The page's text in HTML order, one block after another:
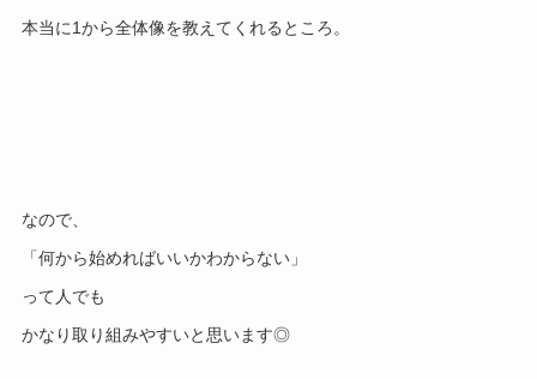
本当に1から全体像を教えてくれるところ。
なので、
「何から始めればいいかわからない」
って人でも
かなり取り組みやすいと思います◎